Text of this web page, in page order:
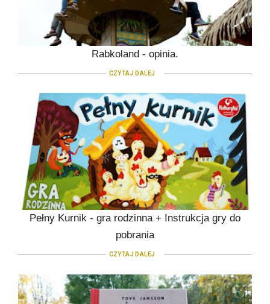
Rabkoland - opinia.
CZYTAJ DALEJ
Pełny Kurnik - gra rodzinna + Instrukcja gry do
pobrania
CZYTAJ DALEJ